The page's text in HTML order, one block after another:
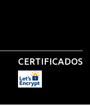
CERTIFICADOS